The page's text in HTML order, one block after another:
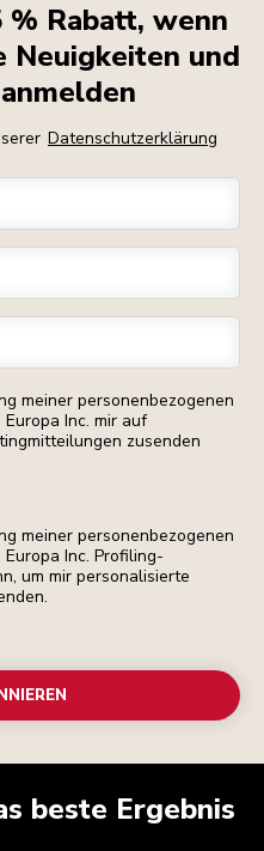
% Rabatt, wenn
Neuigkeiten und
Datenschutzerklärung
meiner personenbezogenen
Inc. mir auf
zusenden
meiner personenbezogenen
Inc. Profiling-
um mir personalisierte
beste Ergebnis